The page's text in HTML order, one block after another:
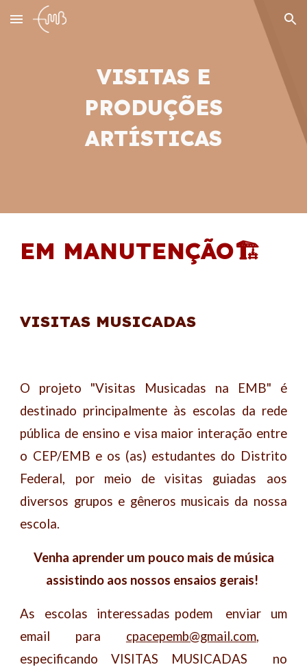
Skip to main content Skip to navigation
VISITAS E
PRODUÇÕES
ARTÍSTICAS
EM MANUTENÇÃO🏗️
VISITAS MUSICADAS
O projeto "Visitas Musicadas na EMB" é
destinado principalmente às escolas da rede
pública de ensino e visa maior interação entre
o CEP/EMB e os (as) estudantes do Distrito
Federal, por meio de visitas guiadas aos
diversos grupos e gêneros musicais da nossa
escola.
Venha aprender um pouco mais de música
assistindo aos nossos ensaios gerais!
As escolas interessadas podem enviar um
email para cpacepemb@gmail.com,
especificando VISITAS MUSICADAS no